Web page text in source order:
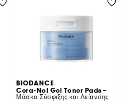
BIODANCE
Cera-Nol Gel Toner Pads –
Μάσκα Σύσφιξης και Λείανσης